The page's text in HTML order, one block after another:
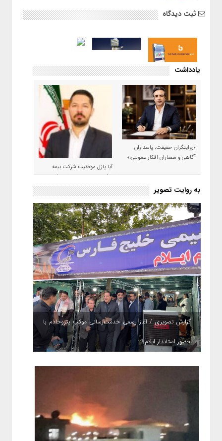
ثبت دیدگاه
یادداشت
«روایتگران حقیقت، پاسداران
آگاهی و معماران افکار عمومی،»
آیا پازل موفقیت شرکت بیمه
حکمت صبا در سال ۱۴۰۵ کامل می
شود؟!
به روایت تصویر
گزارش تصویری / آغاز رسمی خدمت‌رسانی موکب پتروخادم با
حضور استاندار ایلام